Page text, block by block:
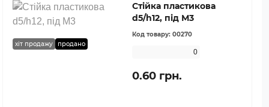
хіт продажу продано
Стійка пластикова
d5/h12, під М3
Код товару: 00270
0
0.60 грн.